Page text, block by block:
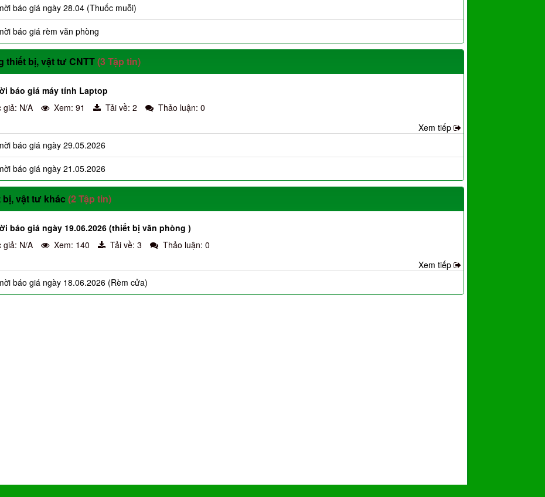
báo giá ngày 28.04 (Thuốc muỗi)
báo giá rèm văn phòng
thiết bị, vật tư CNTT(3 Tập tin)
báo giá máy tính Laptop
giả: N/A
Xem: 91 Tải về: 2
Thảo luận: 0
Xem tiếp
báo giá ngày 29.05.2026
báo giá ngày 21.05.2026
bị, vật tư khác (2 Tập tin)
báo giá ngày 19.06.2026 (thiết bị văn phòng )
giả: N/A
Xem: 140 Tải về: 3
Thảo luận: 0
Xem tiếp
báo giá ngày 18.06.2026 (Rèm cửa)